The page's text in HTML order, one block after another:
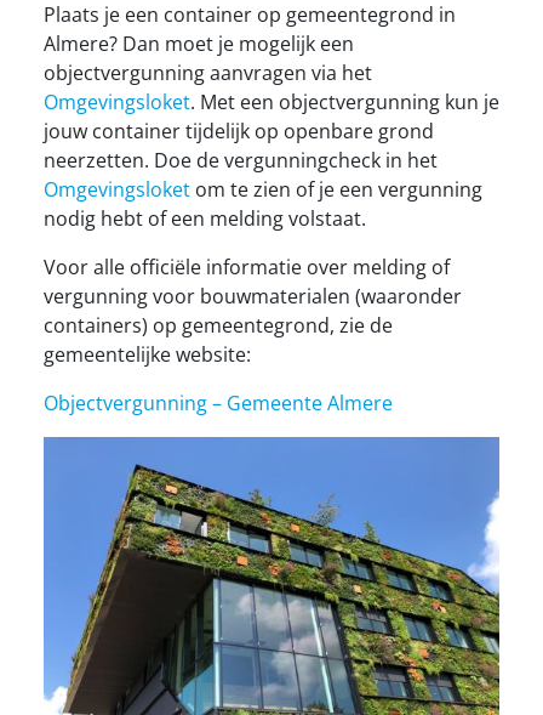
Plaats je een container op gemeentegrond in
Almere? Dan moet je mogelijk een
objectvergunning aanvragen via het
Omgevingsloket. Met een objectvergunning kun je
jouw container tijdelijk op openbare grond
neerzetten. Doe de vergunningcheck in het
Omgevingsloket om te zien of je een vergunning
nodig hebt of een melding volstaat.
Voor alle officiële informatie over melding of
vergunning voor bouwmaterialen (waaronder
containers) op gemeentegrond, zie de
gemeentelijke website:
Objectvergunning – Gemeente Almere